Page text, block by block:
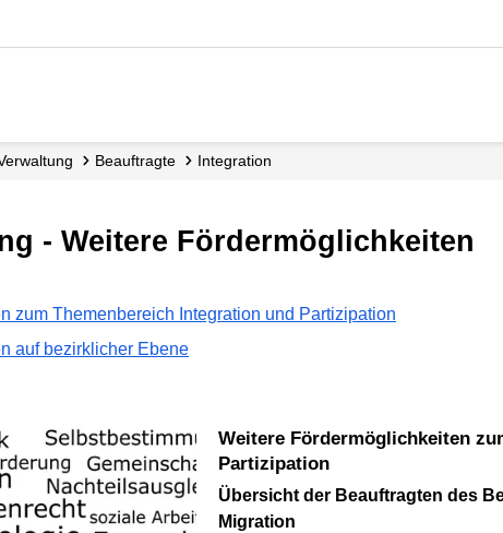
Beauftragte Integration
- Weitere Fördermöglichkeiten
zum Themenbereich Integration und Partizipation
auf bezirklicher Ebene
Weitere Fördermöglichkeiten zum Themenbereich Integration und
Partizipation
Übersicht der Beauftragten des Berliner Senats für Integration und
Migration